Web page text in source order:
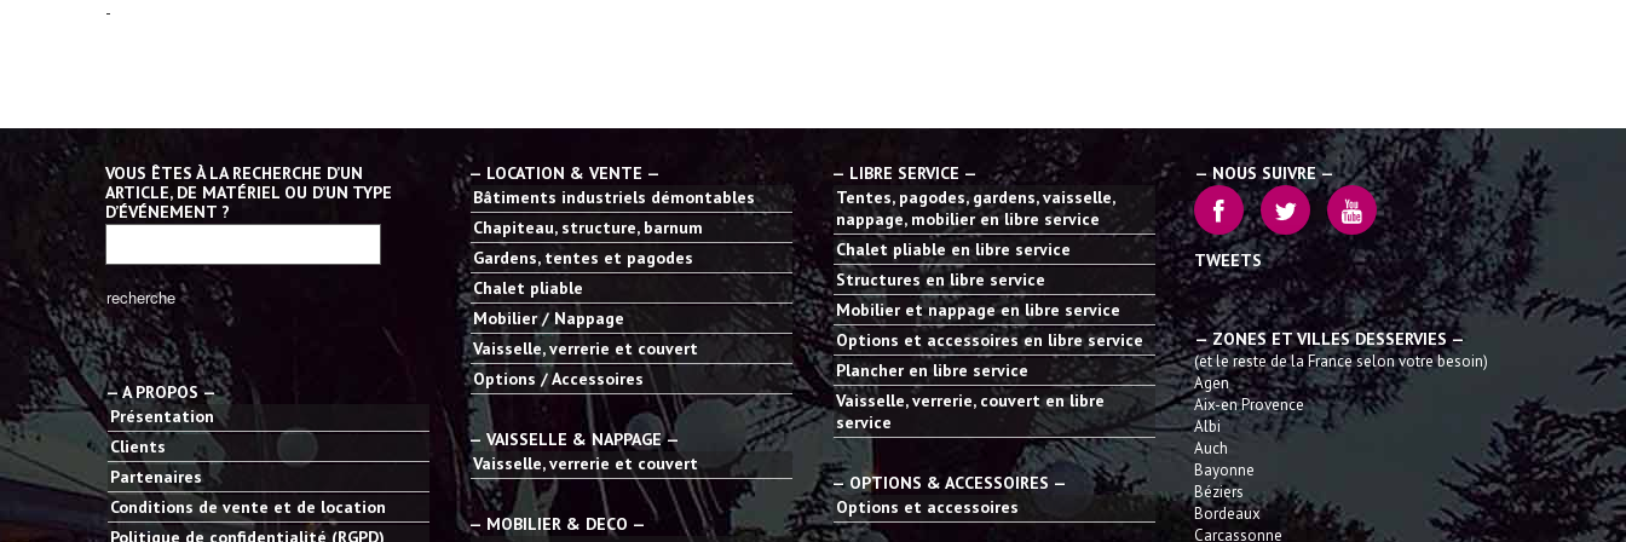
-
VOUS ÊTES À LA RECHERCHE D’UN
ARTICLE, DE MATÉRIEL OU D’UN TYPE
D’ÉVÉNEMENT ?
— A PROPOS —
Présentation
Clients
Partenaires
Conditions de vente et de location
Politique de confidentialité (RGPD)
— LOCATION & VENTE —
Bâtiments industriels démontables
Chapiteau, structure, barnum
Gardens, tentes et pagodes
Chalet pliable
Mobilier / Nappage
Vaisselle, verrerie et couvert
Options / Accessoires
— VAISSELLE & NAPPAGE —
Vaisselle, verrerie et couvert
— MOBILIER & DECO —
— LIBRE SERVICE —
Tentes, pagodes, gardens, vaisselle,
nappage, mobilier en libre service
Chalet pliable en libre service
Structures en libre service
Mobilier et nappage en libre service
Options et accessoires en libre service
Plancher en libre service
Vaisselle, verrerie, couvert en libre
service
— OPTIONS & ACCESSOIRES —
Options et accessoires
— NOUS SUIVRE —
TWEETS
— ZONES ET VILLES DESSERVIES —
(et le reste de la France selon votre besoin)
Agen
Aix-en Provence
Albi
Auch
Bayonne
Béziers
Bordeaux
Carcassonne